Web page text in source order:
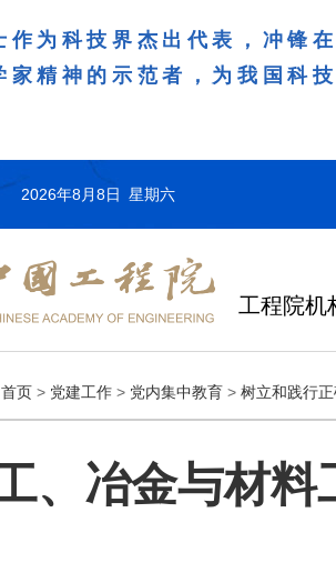
作为科技界杰出代表，冲锋
家精神的示范者，为我国科
2026年8月8日 星期六
工程院机
首页> 党建工作> 党内集中教育> 树立和践行
、冶金与材料